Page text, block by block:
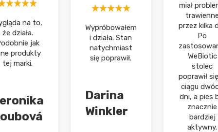
na to,
że działa.
jak
produkty
tej marki.
Wypróbowałem
i działa. Stan
natychmiast
się poprawił.
Darina
Winkler
miał
przez kilka
Po
WeBiotic
stolec
poprawił
ciągu
dni, a pies
znacznie
bardziej
aktywny.